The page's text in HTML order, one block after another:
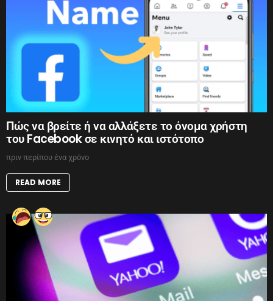
Πώς να βρείτε ή να αλλάξετε το όνομα χρήστη
του Facebook σε κινητό και ιστότοπο
πριν περίπου ένα χρόνο
READ MORE